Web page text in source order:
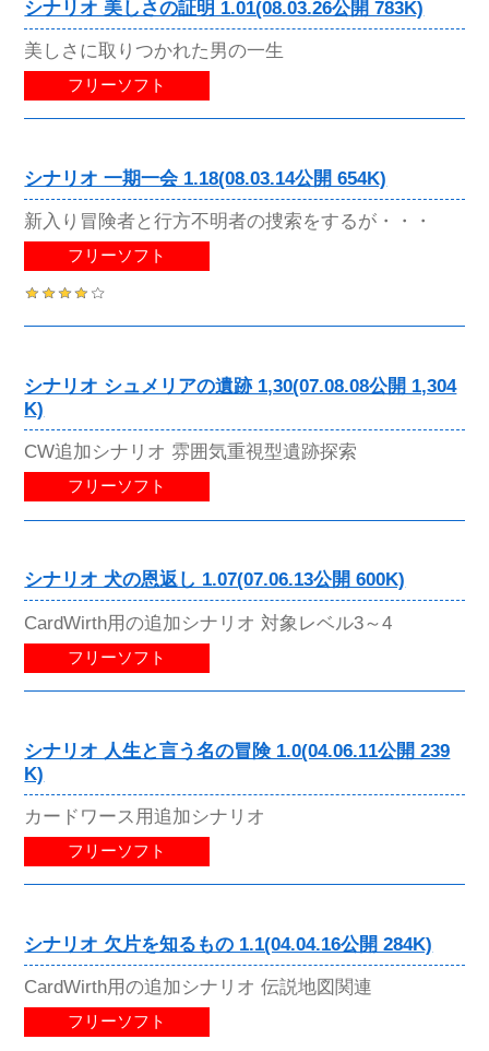
シナリオ 美しさの証明 1.01(08.03.26公開 783K)
美しさに取りつかれた男の一生
フリーソフト
シナリオ 一期一会 1.18(08.03.14公開 654K)
新入り冒険者と行方不明者の捜索をするが・・・
フリーソフト
シナリオ シュメリアの遺跡 1,30(07.08.08公開 1,304
K)
CW追加シナリオ 雰囲気重視型遺跡探索
フリーソフト
シナリオ 犬の恩返し 1.07(07.06.13公開 600K)
CardWirth用の追加シナリオ 対象レベル3～4
フリーソフト
シナリオ 人生と言う名の冒険 1.0(04.06.11公開 239
K)
カードワース用追加シナリオ
フリーソフト
シナリオ 欠片を知るもの 1.1(04.04.16公開 284K)
CardWirth用の追加シナリオ 伝説地図関連
フリーソフト